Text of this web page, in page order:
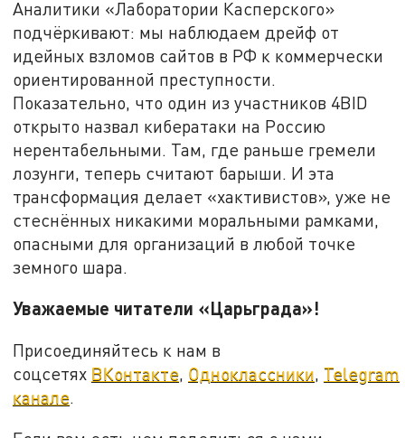
Аналитики «Лаборатории Касперского»
подчёркивают: мы наблюдаем дрейф от
идейных взломов сайтов в РФ к коммерчески
ориентированной преступности.
Показательно, что один из участников 4BID
открыто назвал кибератаки на Россию
нерентабельными. Там, где раньше гремели
лозунги, теперь считают барыши. И эта
трансформация делает «хактивистов», уже не
стеснённых никакими моральными рамками,
опасными для организаций в любой точке
земного шара.
Уважаемые читатели «Царьграда»!
Присоединяйтесь к нам в
соцсетях ВКонтакте, Одноклассники, Telegram
канале.